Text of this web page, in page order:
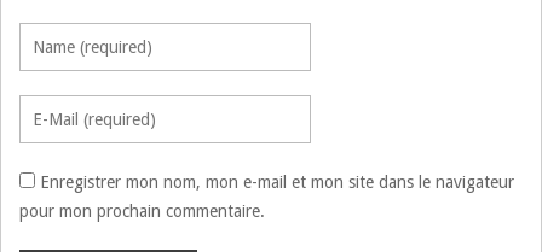
Enregistrer mon nom, mon e-mail et mon site dans le navigateur
pour mon prochain commentaire.